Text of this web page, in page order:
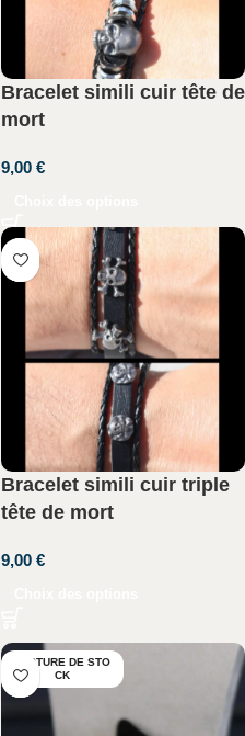
Bracelet simili cuir tête de
mort
9,00 €
Bracelet simili cuir triple
tête de mort
9,00 €
RUPTURE DE STO
CK